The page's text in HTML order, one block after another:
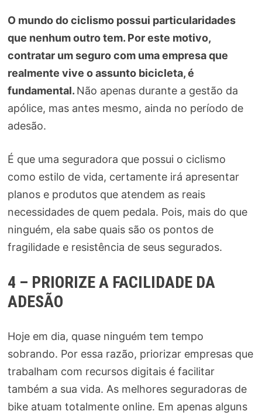
O mundo do ciclismo possui particularidades
que nenhum outro tem. Por este motivo,
contratar um seguro com uma empresa que
realmente vive o assunto bicicleta, é
fundamental. Não apenas durante a gestão da
apólice, mas antes mesmo, ainda no período de
adesão.
É que uma seguradora que possui o ciclismo
como estilo de vida, certamente irá apresentar
planos e produtos que atendem as reais
necessidades de quem pedala. Pois, mais do que
ninguém, ela sabe quais são os pontos de
fragilidade e resistência de seus segurados.
4 – PRIORIZE A FACILIDADE DA
ADESÃO
Hoje em dia, quase ninguém tem tempo
sobrando. Por essa razão, priorizar empresas que
trabalham com recursos digitais é facilitar
também a sua vida. As melhores seguradoras de
bike atuam totalmente online. Em apenas alguns